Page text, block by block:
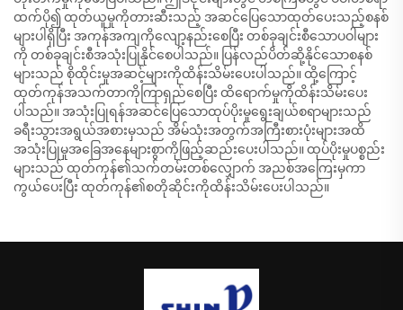
ထက်ပို၍ ထုတ်ယူမှုကိုတားဆီးသည့် အဆင်ပြေသောထုတ်ပေးသည့်စနစ်
များပါရှိပြီး အကုန်အကျကိုလျော့နည်းစေပြီး တစ်ခုချင်းစီသောပဝါများ
ကို တစ်ခုချင်းစီအသုံးပြုနိုင်စေပါသည်။ ပြန်လည်ပိတ်ဆို့နိုင်သောစနစ်
များသည် စိုထိုင်းမှုအဆင့်များကိုထိန်းသိမ်းပေးပါသည်။ ထို့ကြောင့်
ထုတ်ကုန်အသက်တာကိုကြာရှည်စေပြီး ထိရောက်မှုကိုထိန်းသိမ်းပေး
ပါသည်။ အသုံးပြုရန်အဆင်ပြေသောထုပ်ပိုးမှုရွေးချယ်စရာများသည်
ခရီးသွားအရွယ်အစားမှသည် အိမ်သုံးအတွက်အကြီးစားပုံးများအထိ
အသုံးပြုမှုအခြေအနေများစွာကိုဖြည့်ဆည်းပေးပါသည်။ ထုပ်ပိုးမှုပစ္စည်း
များသည် ထုတ်ကုန်၏သက်တမ်းတစ်လျှောက် အညစ်အကြေးမှကာ
ကွယ်ပေးပြီး ထုတ်ကုန်၏စတိုဆိုင်းကိုထိန်းသိမ်းပေးပါသည်။